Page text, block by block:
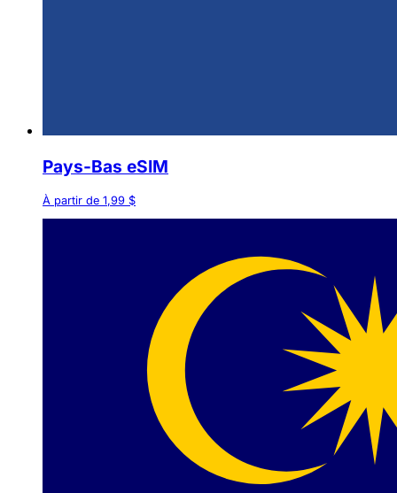
Pays-Bas eSIM
À partir de 1,99 $